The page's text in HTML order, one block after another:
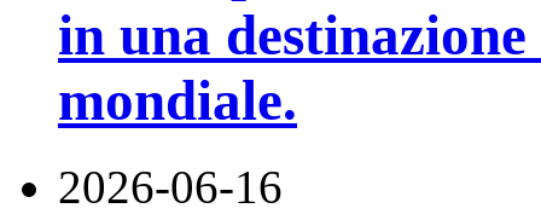
in una
mondiale.
2026-06-16